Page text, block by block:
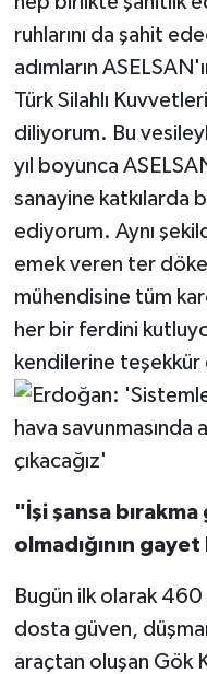
ruhlarını da şahit
adımların
Türk Silahlı
diliyorum. Bu
yıl boyunca
sanayine katkılarda
ediyorum. Aynı
emek veren ter
mühendisine tüm
her bir ferdini
kendilerine
"İşi şansa
olmadığının
Bugün ilk olarak
dosta güven,
araçtan oluşan Gök